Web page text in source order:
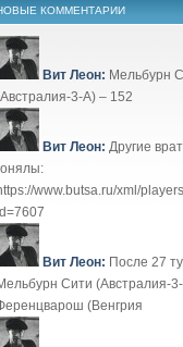
КОММЕНТАРИИ
Вит Леон: Мельбурн
3-А) – 152
Вит Леон: Другие
www.butsa.ru/xml/
Вит Леон: После 27
Сити (Австралия-
(Венгрия